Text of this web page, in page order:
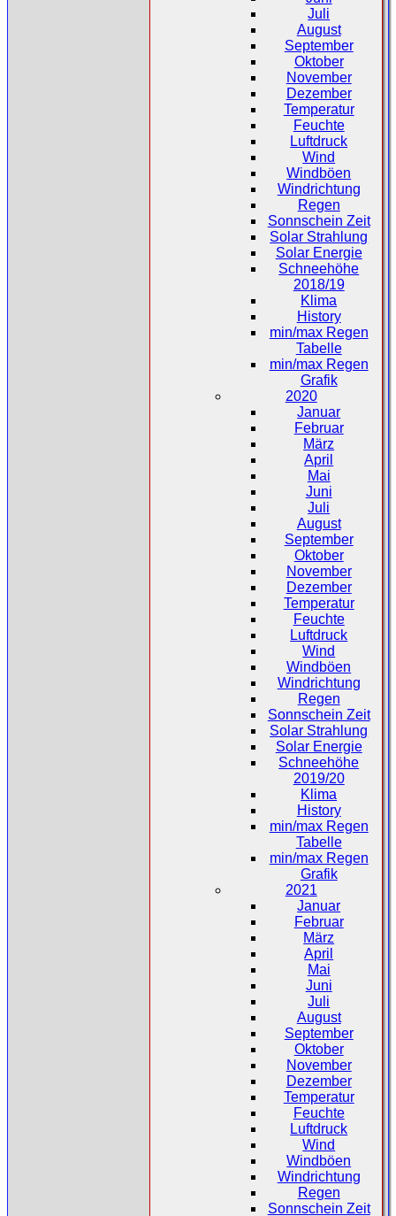
Juli
August
September
Oktober
November
Dezember
Temperatur
Feuchte
Luftdruck
Wind
Windböen
Windrichtung
Regen
Sonnschein Zeit
Solar Strahlung
Solar Energie
Schneehöhe
2018/19
Klima
History
min/max Regen
Tabelle
min/max Regen
Grafik
2020
Januar
Februar
März
April
Mai
Juni
Juli
August
September
Oktober
November
Dezember
Temperatur
Feuchte
Luftdruck
Wind
Windböen
Windrichtung
Regen
Sonnschein Zeit
Solar Strahlung
Solar Energie
Schneehöhe
2019/20
Klima
History
min/max Regen
Tabelle
min/max Regen
Grafik
2021
Januar
Februar
März
April
Mai
Juni
Juli
August
September
Oktober
November
Dezember
Temperatur
Feuchte
Luftdruck
Wind
Windböen
Windrichtung
Regen
Sonnschein Zeit